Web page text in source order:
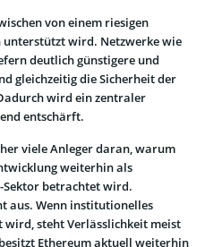
von einem riesigen
unterstützt wird. Netzwerke wie
deutlich günstigere und
gleichzeitig die Sicherheit der
wird ein zentraler
entschärft.
viele Anleger daran, warum
weiterhin als
betrachtet wird.
aus. Wenn institutionelles
steht Verlässlichkeit meist
Ethereum aktuell weiterhin